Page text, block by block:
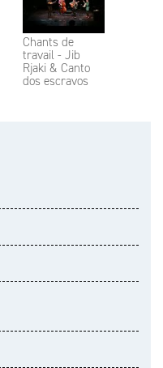
Chants de
travail - Jib
Rjaki & Canto
dos escravos